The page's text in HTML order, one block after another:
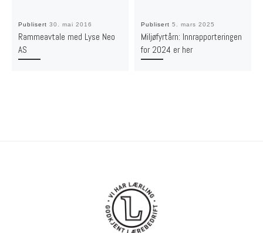
Publisert 30. mai 2016
Rammeavtale med Lyse Neo
AS
Publisert 5. mars 2025
Miljøfyrtårn: Innrapporteringen
for 2024 er her